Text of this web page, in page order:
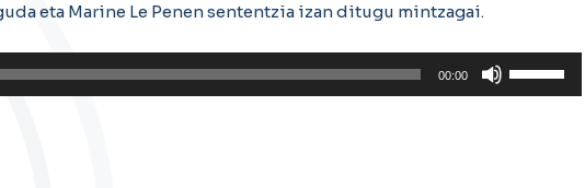
eta Marine Le Penen sententzia izan ditugu mintzagai.
00:00
Erabili
gora/behera